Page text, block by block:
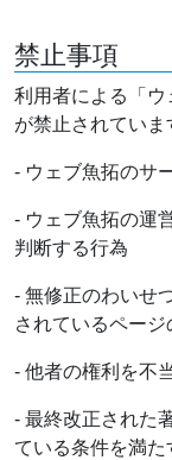
禁止事項
利用者による「
が禁止されていま
- ウェブ魚拓のサ
- ウェブ魚拓の運
判断する行為
- 無修正のわいせ
されているページ
- 他者の権利を不
- 最終改正された
ている条件を満